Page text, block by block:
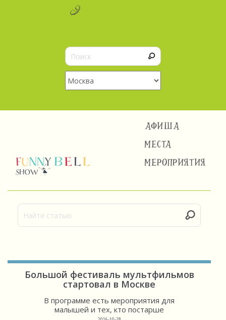
АФИША
МЕСТА
МЕРОПРИЯТИЯ
Большой фестиваль мультфильмов
стартовал в Москве
В программе есть мероприятия для
малышей и тех, кто постарше